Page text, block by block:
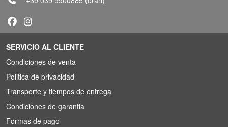
SERVICIO AL CLIENTE
Condiciones de venta
Politica de privacidad
Transporte y tiempos de entrega
Condiciones de garantia
Formas de pago